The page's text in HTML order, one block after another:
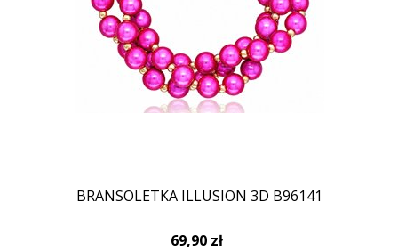
BRANSOLETKA ILLUSION 3D B96141
69,90 zł